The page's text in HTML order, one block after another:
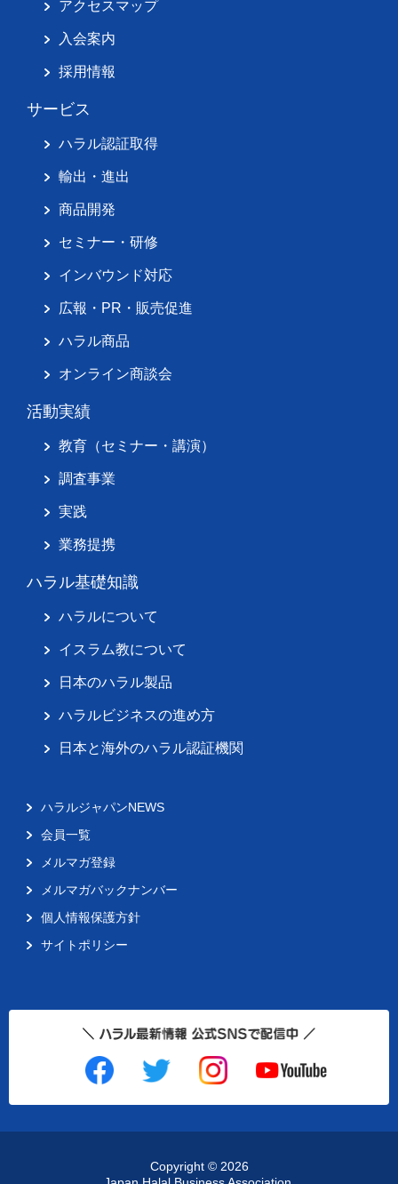
アクセスマップ
入会案内
採用情報
サービス
ハラル認証取得
輸出・進出
商品開発
セミナー・研修
インバウンド対応
広報・PR・販売促進
ハラル商品
オンライン商談会
活動実績
教育（セミナー・講演）
調査事業
実践
業務提携
ハラル基礎知識
ハラルについて
イスラム教について
日本のハラル製品
ハラルビジネスの進め方
日本と海外のハラル認証機関
ハラルジャパンNEWS
会員一覧
メルマガ登録
メルマガバックナンバー
個人情報保護方針
サイトポリシー
Copyright © 2026